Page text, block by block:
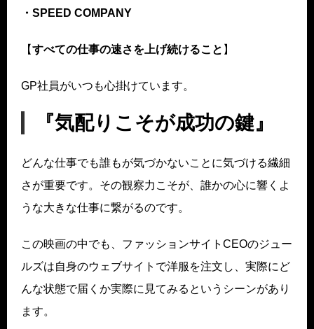
・SPEED COMPANY
【すべての仕事の速さを上げ続けること 】
GP社員がいつも心掛けています。
『気配りこそが成功の鍵』
どんな仕事でも誰もが気づかないことに気づける繊細
さが重要です。その観察力こそが、誰かの心に響くよ
うな大きな仕事に繋がるのです。
この映画の中でも、ファッションサイトCEOのジュー
ルズは自身のウェブサイトで洋服を注文し、実際にど
んな状態で届くか実際に見てみるというシーンがあり
ます。